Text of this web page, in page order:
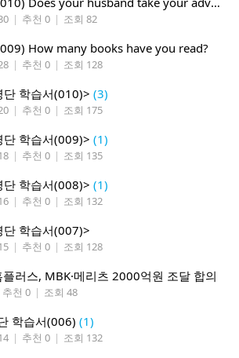
| 추천 0 | 조회 82
How many books have you read?
| 추천 0 | 조회 128
학습서(010)> (3)
| 추천 0 | 조회 175
학습서(009)> (1)
| 추천 0 | 조회 135
학습서(008)> (1)
| 추천 0 | 조회 132
학습서(007)>
| 추천 0 | 조회 128
러스, MBK·메리츠 2000억원 조달 합의
추천 0 | 조회 48
학습서(006) (1)
| 추천 0 | 조회 132